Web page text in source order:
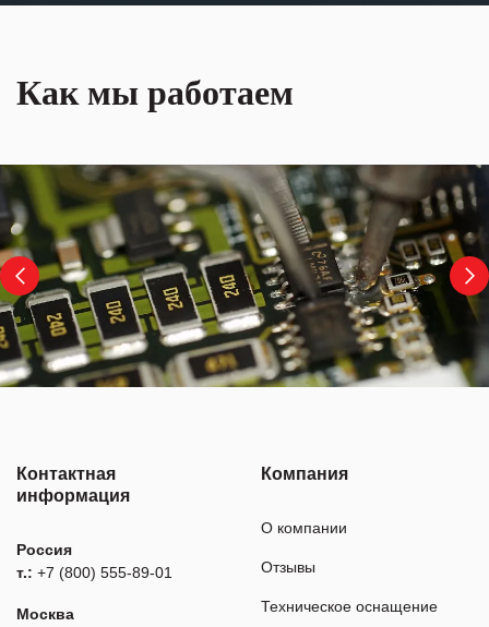
Как мы работаем
Контактная
информация
Россия
т.: +7 (800) 555-89-01
Москва
Компания
О компании
Отзывы
Техническое оснащение